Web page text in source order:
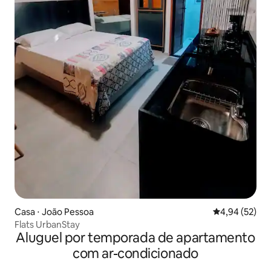
Casa ⋅ João Pessoa 4,94 de uma
4,94 (52)
Flats UrbanStay
Aluguel por temporada de apartamento
com ar-condicionado